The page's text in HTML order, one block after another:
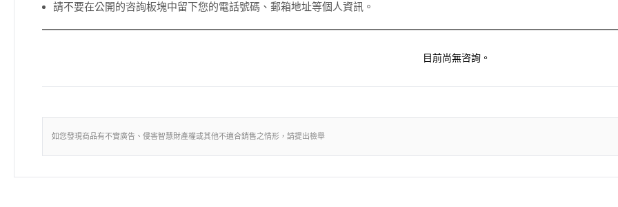
請不要在公開的咨詢板塊中留下您的電話號碼、郵箱地址等個人資訊。
目前尚無咨詢。
如您發現商品有不實廣告、侵害智慧財產權或其他不適合銷售之情形，請提出檢舉